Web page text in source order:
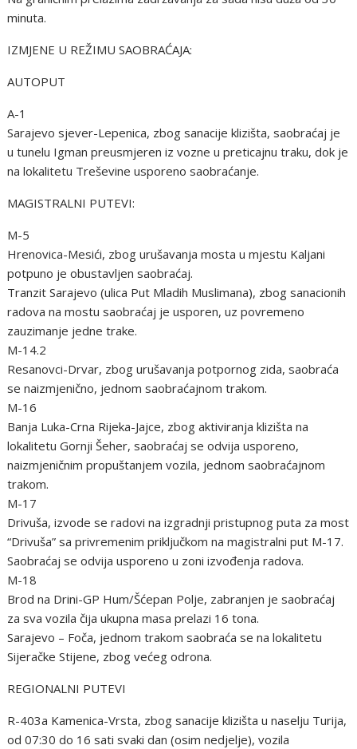
minuta.
IZMJENE U REŽIMU SAOBRAĆAJA:
AUTOPUT
A-1
Sarajevo sjever-Lepenica, zbog sanacije klizišta, saobraćaj je
u tunelu Igman preusmjeren iz vozne u preticajnu traku, dok je
na lokalitetu Treševine usporeno saobraćanje.
MAGISTRALNI PUTEVI:
M-5
Hrenovica-Mesići, zbog urušavanja mosta u mjestu Kaljani
potpuno je obustavljen saobraćaj.
Tranzit Sarajevo (ulica Put Mladih Muslimana), zbog sanacionih
radova na mostu saobraćaj je usporen, uz povremeno
zauzimanje jedne trake.
M-14.2
Resanovci-Drvar, zbog urušavanja potpornog zida, saobraća
se naizmjenično, jednom saobraćajnom trakom.
M-16
Banja Luka-Crna Rijeka-Jajce, zbog aktiviranja klizišta na
lokalitetu Gornji Šeher, saobraćaj se odvija usporeno,
naizmjeničnim propuštanjem vozila, jednom saobraćajnom
trakom.
M-17
Drivuša, izvode se radovi na izgradnji pristupnog puta za most
“Drivuša” sa privremenim priključkom na magistralni put M-17.
Saobraćaj se odvija usporeno u zoni izvođenja radova.
M-18
Brod na Drini-GP Hum/Šćepan Polje, zabranjen je saobraćaj
za sva vozila čija ukupna masa prelazi 16 tona.
Sarajevo – Foča, jednom trakom saobraća se na lokalitetu
Sijeračke Stijene, zbog većeg odrona.
REGIONALNI PUTEVI
R-403a Kamenica-Vrsta, zbog sanacije klizišta u naselju Turija,
od 07:30 do 16 sati svaki dan (osim nedjelje), vozila